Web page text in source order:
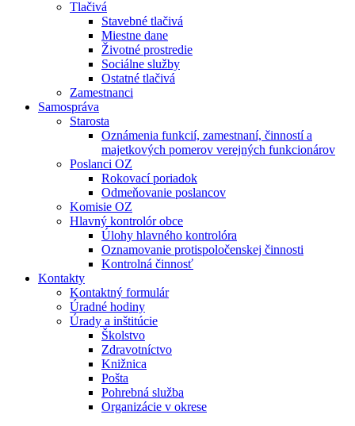
Tlačivá
Stavebné tlačivá
Miestne dane
Životné prostredie
Sociálne služby
Ostatné tlačivá
Zamestnanci
Samospráva
Starosta
Oznámenia funkcií, zamestnaní, činností a
majetkových pomerov verejných funkcionárov
Poslanci OZ
Rokovací poriadok
Odmeňovanie poslancov
Komisie OZ
Hlavný kontrolór obce
Úlohy hlavného kontrolóra
Oznamovanie protispoločenskej činnosti
Kontrolná činnosť
Kontakty
Kontaktný formulár
Úradné hodiny
Úrady a inštitúcie
Školstvo
Zdravotníctvo
Knižnica
Pošta
Pohrebná služba
Organizácie v okrese